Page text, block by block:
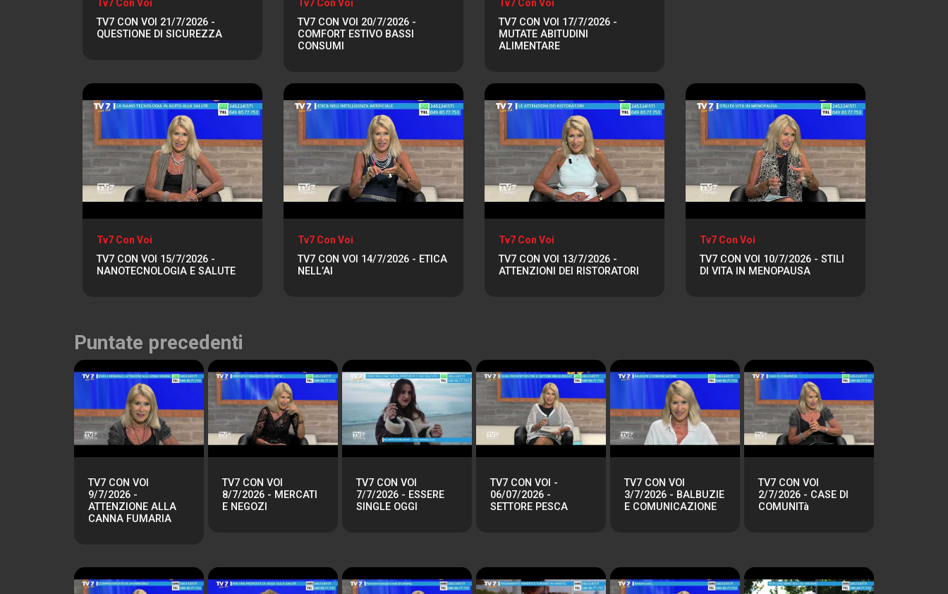
Tv7 Con Voi
TV7 CON VOI 21/7/2026 -
QUESTIONE DI SICUREZZA
Tv7 Con Voi
TV7 CON VOI 20/7/2026 -
COMFORT ESTIVO BASSI
CONSUMI
Tv7 Con Voi
TV7 CON VOI 17/7/2026 -
MUTATE ABITUDINI
ALIMENTARE
Tv7 Con Voi
TV7 CON VOI 15/7/2026 -
NANOTECNOLOGIA E SALUTE
Tv7 Con Voi
TV7 CON VOI 14/7/2026 - ETICA
NELL’AI
Tv7 Con Voi
TV7 CON VOI 13/7/2026 -
ATTENZIONI DEI RISTORATORI
Tv7 Con Voi
TV7 CON VOI 10/7/2026 - STILI
DI VITA IN MENOPAUSA
Puntate precedenti
TV7 CON VOI
9/7/2026 -
ATTENZIONE ALLA
CANNA FUMARIA
TV7 CON VOI
8/7/2026 - MERCATI
E NEGOZI
TV7 CON VOI
7/7/2026 - ESSERE
SINGLE OGGI
TV7 CON VOI -
06/07/2026 -
SETTORE PESCA
TV7 CON VOI
3/7/2026 - BALBUZIE
E COMUNICAZIONE
TV7 CON VOI
2/7/2026 - CASE DI
COMUNITà